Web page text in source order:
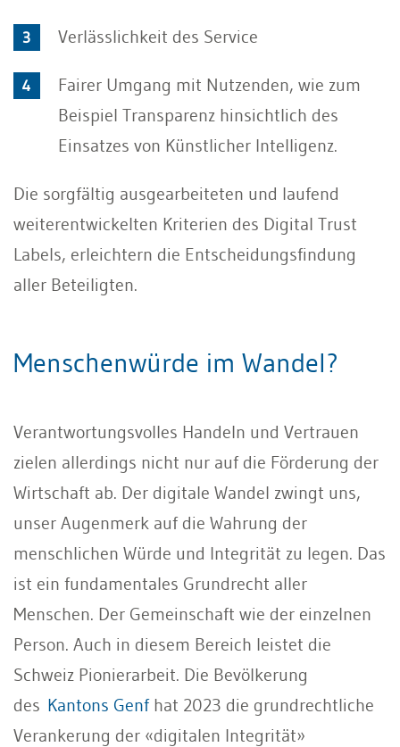
Verlässlichkeit des Service
Fairer Umgang mit Nutzenden, wie zum
Beispiel Transparenz hinsichtlich des
Einsatzes von Künstlicher Intelligenz.
Die sorgfältig ausgearbeiteten und laufend
weiterentwickelten Kriterien des Digital Trust
Labels, erleichtern die Entscheidungsfindung
aller Beteiligten.
Menschenwürde im Wandel?
Verantwortungsvolles Handeln und Vertrauen
zielen allerdings nicht nur auf die Förderung der
Wirtschaft ab. Der digitale Wandel zwingt uns,
unser Augenmerk auf die Wahrung der
menschlichen Würde und Integrität zu legen. Das
ist ein fundamentales Grundrecht aller
Menschen. Der Gemeinschaft wie der einzelnen
Person. Auch in diesem Bereich leistet die
Schweiz Pionierarbeit. Die Bevölkerung
des Kantons Genfhat 2023 die grundrechtliche
Verankerung der «digitalen Integrität»